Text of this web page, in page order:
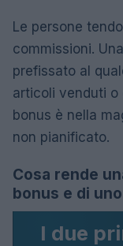
Le persone
commissioni.
prefissato al
articoli venduti
bonus è nella
non pianificato.
Cosa rende
bonus e di
I due